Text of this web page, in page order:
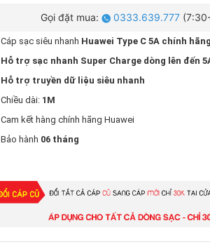
Gọi đặt mua: 0333.639.777
Cáp sạc siêu nhanh Huawei Type C 5A chính hãng
Hỗ trợ sạc nhanh Super Charge dòng lên đến
Hỗ trợ truyền dữ liệu siêu nhanh
Chiều dài:1M
Cam kết hàng chính hãng Huawei
Bảo hành 06 tháng